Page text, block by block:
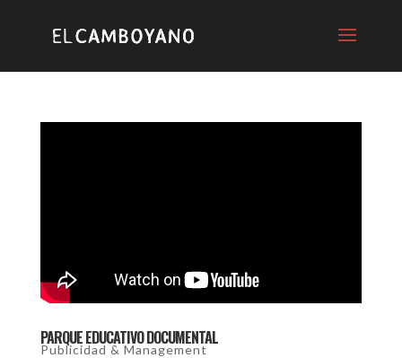
PARQUE EDUCATIVO DOCUMENTAL
Publicidad & Management